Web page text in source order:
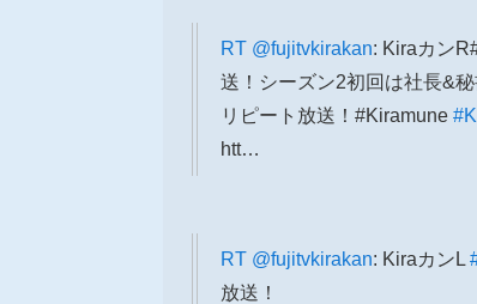
RT @fujitvkirakan: Kiraカン
送！シーズン2初回は社長&
リピート放送！#Kiramune
htt…
RT @fujitvkirakan: KiraカンL
放送！